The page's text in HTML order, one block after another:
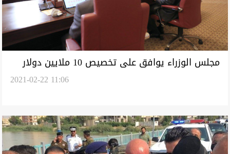
مجلس الوزراء يوافق على تخصيص 10 ملايين دولار
2021-02-22 11:06